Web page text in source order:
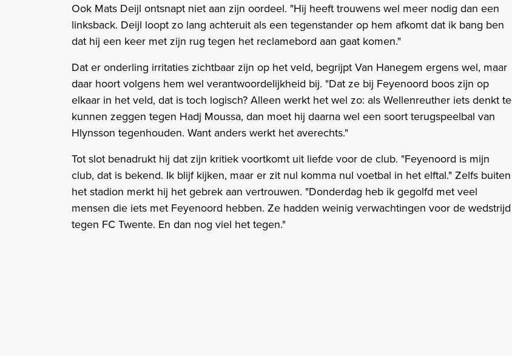
Ook Mats Deijl ontsnapt niet aan zijn oordeel. "Hij heeft trouwens wel meer nodig dan een
linksback. Deijl loopt zo lang achteruit als een tegenstander op hem afkomt dat ik bang ben
dat hij een keer met zijn rug tegen het reclamebord aan gaat komen."
Dat er onderling irritaties zichtbaar zijn op het veld, begrijpt Van Hanegem ergens wel, maar
daar hoort volgens hem wel verantwoordelijkheid bij. "Dat ze bij Feyenoord boos zijn op
elkaar in het veld, dat is toch logisch? Alleen werkt het wel zo: als Wellenreuther iets denkt te
kunnen zeggen tegen Hadj Moussa, dan moet hij daarna wel een soort terugspeelbal van
Hlynsson tegenhouden. Want anders werkt het averechts."
Tot slot benadrukt hij dat zijn kritiek voortkomt uit liefde voor de club. "Feyenoord is mijn
club, dat is bekend. Ik blijf kijken, maar er zit nul komma nul voetbal in het elftal." Zelfs buiten
het stadion merkt hij het gebrek aan vertrouwen. "Donderdag heb ik gegolfd met veel
mensen die iets met Feyenoord hebben. Ze hadden weinig verwachtingen voor de wedstrijd
tegen FC Twente. En dan nog viel het tegen."